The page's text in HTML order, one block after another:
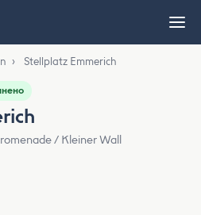
› Stellplatz Emmerich
/ Kleiner Wall